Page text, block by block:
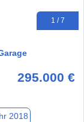
1 / 7
295.000 €
2018